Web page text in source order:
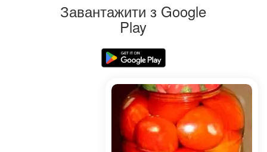
Завантажити з Google
Play